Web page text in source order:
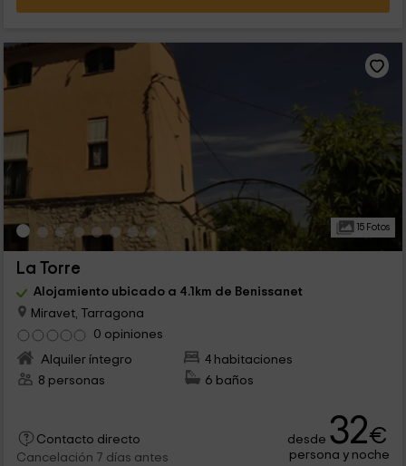
15 Fotos
La Torre
Alojamiento ubicado a 4.1km de Benissanet
Miravet, Tarragona
0 opiniones
Alquiler íntegro
4 habitaciones
8 personas
6 baños
Contacto directo
Cancelación 7 días antes
desde 32€
persona y noche